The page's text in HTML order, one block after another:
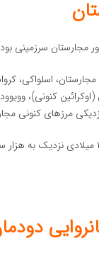
مجارستان سرزمینی
اسلواکی،
(اوکرائین کنونی)،
مرزهای کنونی